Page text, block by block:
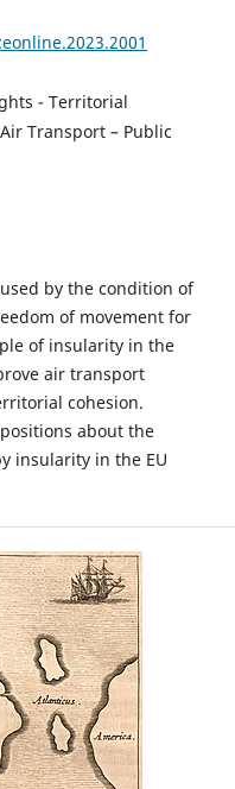
- Territorial
Transport – Public
by the condition of
of movement for
of insularity in the
air transport
cohesion.
about the
insularity in the EU